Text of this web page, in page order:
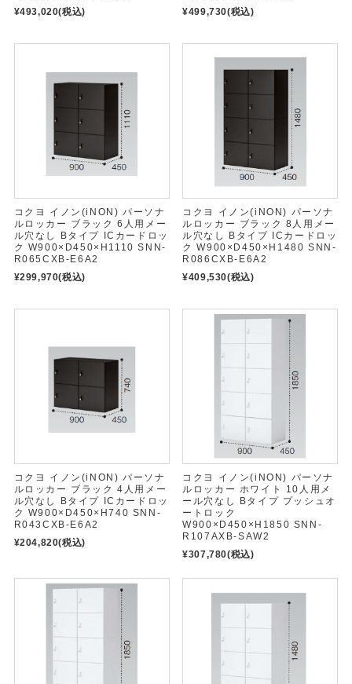
¥493,020(税込)
¥499,730(税込)
コクヨ イノン(iNON) パーソナ
ルロッカー ブラック 6人用メー
ル穴なし Bタイプ ICカードロッ
ク W900×D450×H1110 SNN-
R065CXB-E6A2
¥299,970(税込)
コクヨ イノン(iNON) パーソナ
ルロッカー ブラック 8人用メー
ル穴なし Bタイプ ICカードロッ
ク W900×D450×H1480 SNN-
R086CXB-E6A2
¥409,530(税込)
コクヨ イノン(iNON) パーソナ
ルロッカー ブラック 4人用メー
ル穴なし Bタイプ ICカードロッ
ク W900×D450×H740 SNN-
R043CXB-E6A2
¥204,820(税込)
コクヨ イノン(iNON) パーソナ
ルロッカー ホワイト 10人用メ
ール穴なし Bタイプ プッシュオ
ートロック
W900×D450×H1850 SNN-
R107AXB-SAW2
¥307,780(税込)